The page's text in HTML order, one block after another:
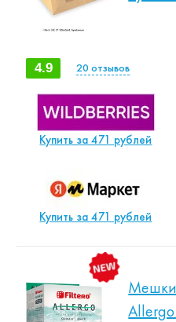
4.9 20 отзывов
Купить за 471 рублей
Купить за 471 рублей
Мешки